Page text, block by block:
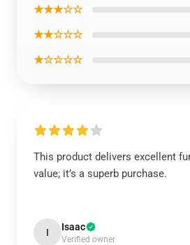
★★★☆☆
★★☆☆☆
★☆☆☆☆
This product delivers excellent
value; it’s a superb purchase.
I Isaac
Verified owner